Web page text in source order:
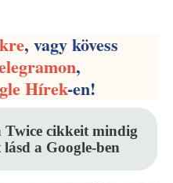
, vagy kövess
,
Hírek-en!
Twice cikkeit mindig
a Google-ben